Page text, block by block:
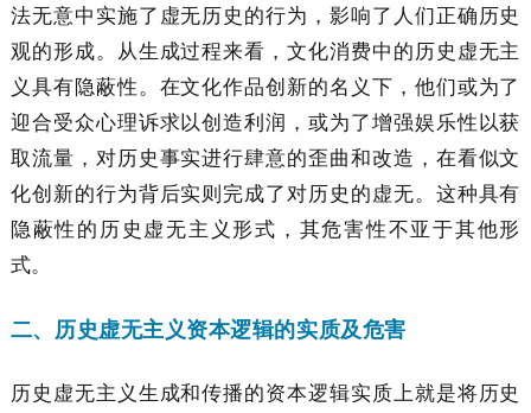
法无意中实施了虚无历史的行为，影响了人们正确历史
观的形成。从生成过程来看，文化消费中的历史虚无主
义具有隐蔽性。在文化作品创新的名义下，他们或为了
迎合受众心理诉求以创造利润，或为了增强娱乐性以获
取流量，对历史事实进行肆意的歪曲和改造，在看似文
化创新的行为背后实则完成了对历史的虚无。这种具有
隐蔽性的历史虚无主义形式，其危害性不亚于其他形
式。
二、历史虚无主义资本逻辑的实质及危害
历史虚无主义生成和传播的资本逻辑实质上就是将历史